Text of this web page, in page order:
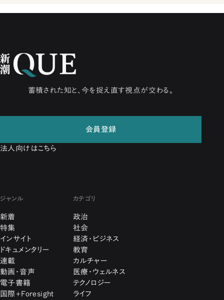
蓄積された知と、今を捉え直す視点が交わる。
会員登録
法人向けはこちら
ジャンル
新着
特集
インサイト
ドキュメンタリー
連載
動画・音声
電子書籍
国際+Foresight
カテゴリ
政治
社会
経済・ビジネス
教育
カルチャー
医療・ウェルネス
テクノロジー
ライフ